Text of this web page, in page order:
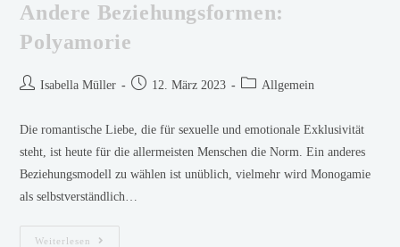
Andere Beziehungsformen:
Polyamorie
Isabella Müller 12. März 2023 Allgemein
Die romantische Liebe, die für sexuelle und emotionale Exklusivität
steht, ist heute für die allermeisten Menschen die Norm. Ein anderes
Beziehungsmodell zu wählen ist unüblich, vielmehr wird Monogamie
als selbstverständlich…
Weiterlesen